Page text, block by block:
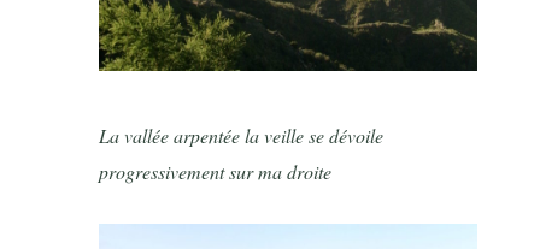
La vallée arpentée la veille se dévoile
progressivement sur ma droite